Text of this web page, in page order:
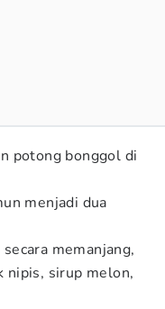
potong bonggol di
menjadi dua
memanjang,
nipis, sirup melon,